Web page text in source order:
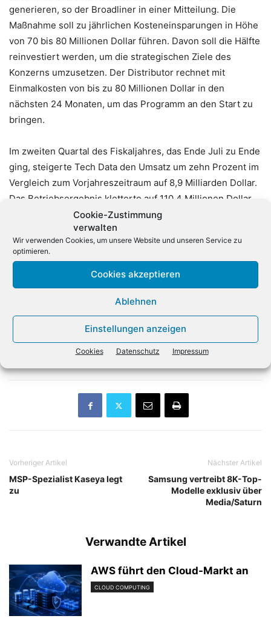
Cookie-Zustimmung
verwalten
Wir verwenden Cookies, um unsere Website und unseren Service zu
optimieren.
Cookies akzeptieren
Ablehnen
Einstellungen anzeigen
Cookies Datenschutz Impressum
generieren, so der Broadliner in einer Mitteilung. Die
Maßnahme soll zu jährlichen Kosteneinsparungen in Höhe
von 70 bis 80 Millionen Dollar führen. Davon soll die Hälfte
reinvestiert werden, um die strategischen Ziele des
Konzerns umzusetzen. Der Distributor rechnet mit
Einmalkosten von bis zu 80 Millionen Dollar in den
nächsten 24 Monaten, um das Programm an den Start zu
bringen.
Im zweiten Quartal des Fiskaljahres, das Ende Juli zu Ende
ging, steigerte Tech Data den Umsatz um zehn Prozent im
Vergleich zum Vorjahreszeitraum auf 8,9 Milliarden Dollar.
Das Betriebsergebnis kletterte auf 110,4 Millionen Dollar,
im Vorjahreszeitraum waren es noch 103,5 Millionen
Dollar. In Europa, diese Region trägt derzeit 51 Prozent
zum weltweiten Umsatz bei, erhöhten sich die Erlöse um
13 Prozent auf 4,5 Milliarden Dollar. Für das nächste
Quartal prognostiziert der Broadliner einen Umsatz
Nachfrage nach Endpoint Solutions hat unsere Erlöse auf
8,9 Milliarden Dollar steigen lassen. Das lag am oberen
Ende unserer Erwartungen», kommentiert CEO Rich
Vorheriger Artikel
MSP-Spezialist Kaseya legt
zu
Nächster Artikel
Samsung vertreibt 8K-Top-
Modelle exklusiv über
Media/Saturn
Verwandte Artikel
AWS führt den Cloud-Markt an
CLOUD COMPUTING